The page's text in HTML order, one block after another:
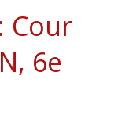
Cour
6e